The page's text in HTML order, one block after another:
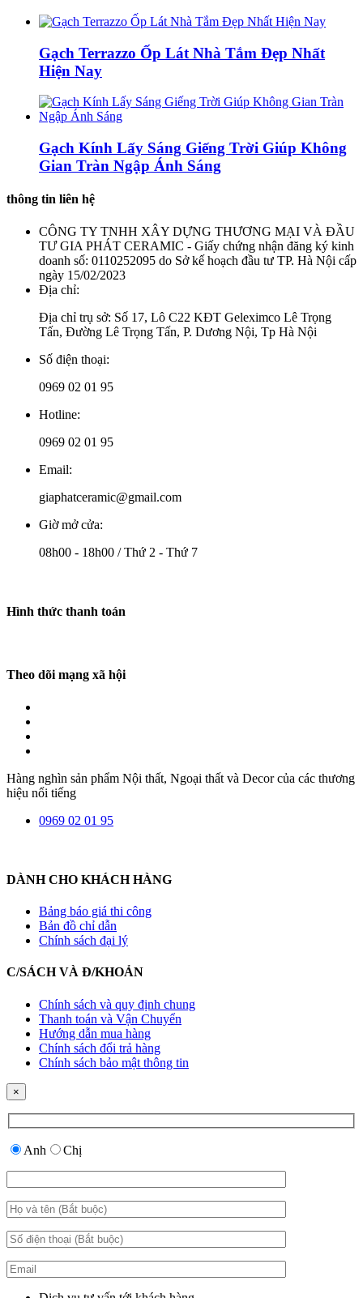
Gạch Terrazzo Ốp Lát Nhà Tắm Đẹp Nhất
Hiện Nay
Gạch Kính Lấy Sáng Giếng Trời Giúp Không
Gian Tràn Ngập Ánh Sáng
thông tin liên hệ
CÔNG TY TNHH XÂY DỰNG THƯƠNG MẠI VÀ ĐẦU
TƯ GIA PHÁT CERAMIC - Giấy chứng nhận đăng ký kinh
doanh số: 0110252095 do Sở kế hoạch đầu tư TP. Hà Nội cấp
ngày 15/02/2023
Địa chỉ:
Địa chỉ trụ sở: Số 17, Lô C22 KĐT Geleximco Lê Trọng
Tấn, Đường Lê Trọng Tấn, P. Dương Nội, Tp Hà Nội
Số điện thoại:
0969 02 01 95
Hotline:
0969 02 01 95
Email:
giaphatceramic@gmail.com
Giờ mở cửa:
08h00 - 18h00 / Thứ 2 - Thứ 7
Hình thức thanh toán
Theo dõi mạng xã hội
Hàng nghìn sản phẩm Nội thất, Ngoại thất và Decor của các thương
hiệu nổi tiếng
0969 02 01 95
DÀNH CHO KHÁCH HÀNG
Bảng báo giá thi công
Bản đồ chỉ dẫn
Chính sách đại lý
C/SÁCH VÀ Đ/KHOẢN
Chính sách và quy định chung
Thanh toán và Vận Chuyển
Hướng dẫn mua hàng
Chính sách đổi trả hàng
Chính sách bảo mật thông tin
×
Anh Chị